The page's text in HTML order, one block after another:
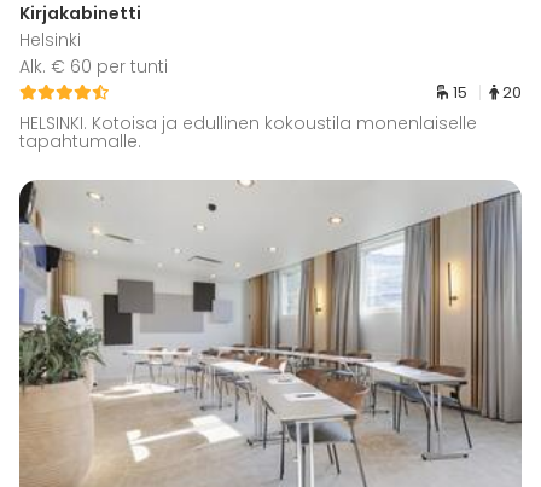
Kirjakabinetti
Helsinki
Alk. € 60 per tunti
15 20
HELSINKI. Kotoisa ja edullinen kokoustila monenlaiselle
tapahtumalle.